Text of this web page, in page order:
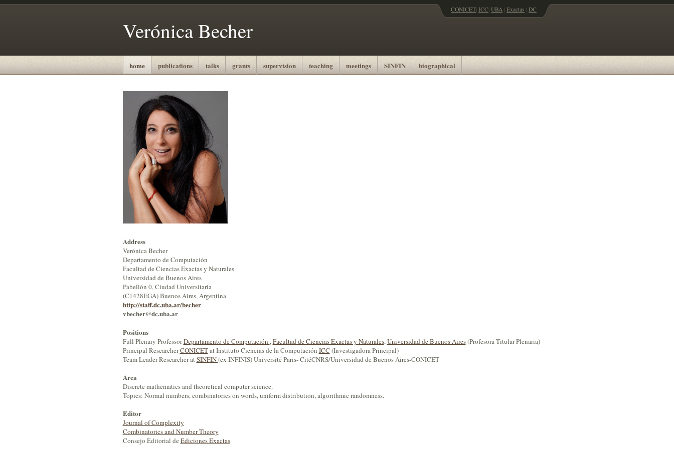
CONICET| ICC| UBA | Exactas | DC
Verónica Becher
home publications talks grants supervision teaching meetings SINFIN biographical
Address
Verónica Becher
Departamento de Computación
Facultad de Ciencias Exactas y Naturales
Universidad de Buenos Aires
Pabellón 0, Ciudad Universitaria
(C1428EGA) Buenos Aires, Argentina
http://staff.dc.uba.ar/becher
vbecher@dc.uba.ar
Positions
Full Plenary ProfessorDepartamento de Computación , Facultad de Ciencias Exactas y Naturales, Universidad de Buenos Aires(Profesora Titular Plenaria)
Principal ResearcherCONICETat Instituto Ciencias de la Computación ICC (Investigadora Principal)
Team Leader Researcher at SINFIN(ex INFINIS) Université Paris- CitéCNRS/Universidad de Buenos Aires-CONICET
Area
Discrete mathematics and theoretical computer science.
Topics: Normal numbers, combinatorics on words, uniform distribution, algorithmic randomness.
Editor
Journal of Complexity
Combinatorics and Number Theory
Consejo Editorial de Ediciones Exactas